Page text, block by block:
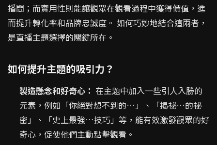
播間；而實用性則能讓觀眾在觀看過程中獲得價值，進
而提升轉化率和品牌忠誠度。 如何巧妙地結合這兩者，
是直播主題選擇的關鍵所在。
如何提升主題的吸引力？
製造懸念和好奇心： 在主題中加入一些引人入勝的
元素，例如「你絕對想不到的…」、「揭祕…的祕
密」、「史上最強…技巧」等，能有效激發觀眾的好
奇心，促使他們主動點擊觀看。